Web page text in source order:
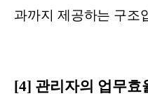
과까지 제공하는 구조
[4] 관리자의 업무효